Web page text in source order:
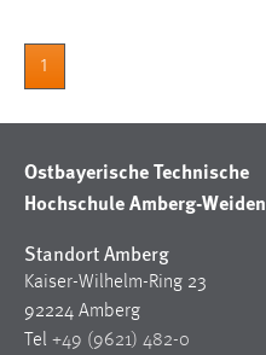
1
Ostbayerische Technische
Hochschule Amberg-Weiden
Standort Amberg
Kaiser-Wilhelm-Ring 23
92224 Amberg
Tel +49 (9621) 482-0